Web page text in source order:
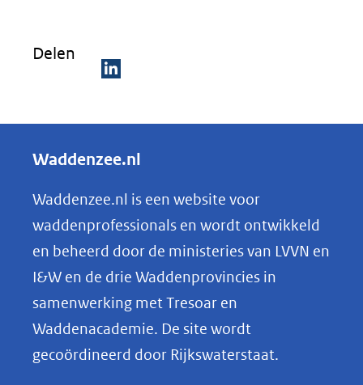
Delen
e
e
n
o
p
k
e
Waddenzee.nl
Waddenzee.nl is een website voor
waddenprofessionals en wordt ontwikkeld
en beheerd door de ministeries van LVVN en
I&W en de drie Waddenprovincies in
samenwerking met Tresoar en
Waddenacademie. De site wordt
gecoördineerd door Rijkswaterstaat.